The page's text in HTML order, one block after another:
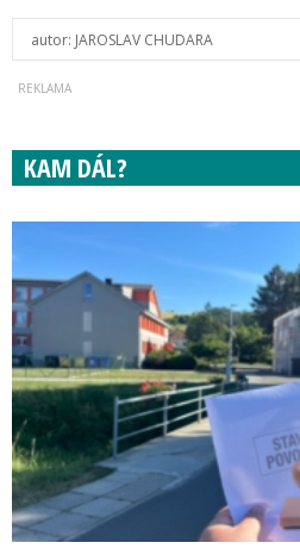
autor: JAROSLAV CHUDARA
KAM DÁL?